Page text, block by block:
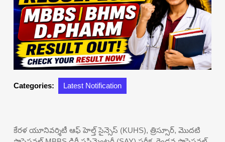
Categories: Latest Notification
కేరళ యూనివర్శిటీ ఆఫ్ హెల్త్ సైన్సెస్ (KUHS), త్రిస్సూర్, మొదటి